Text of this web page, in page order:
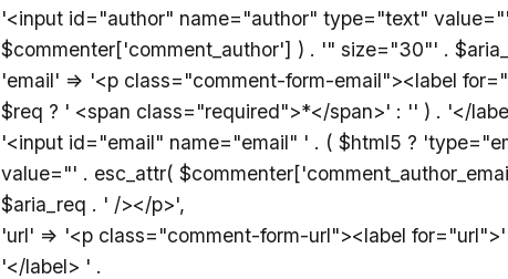
'<input id="author" name="author" type="text"
$commenter['comment_author'] ) . '" size="30"' .
'email' => '<p class="comment-form-email"><label
$req ? ' <span class="required">*</span>' : '' ) . '</
'<input id="email" name="email" ' . ( $html5 ?
value="' . esc_attr(
$aria_req . ' /></p>',
'url' => '<p class="comment-form-url"><label for="url">'
'</label> ' .